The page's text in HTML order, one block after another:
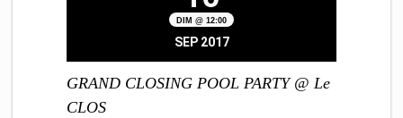
DIM @ 12:00
SEP 2017
GRAND CLOSING POOL PARTY @ Le
CLOS